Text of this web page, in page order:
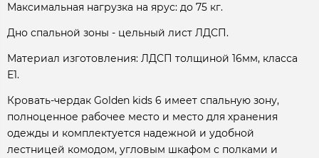
Максимальная нагрузка на ярус: до 75 кг.
Дно спальной зоны - цельный лист ЛДСП.
Материал изготовления: ЛДСП толщиной 16мм, класса
Е1.
Кровать-чердак Golden kids 6 имеет спальную зону,
полноценное рабочее место и место для хранения
одежды и комплектуется надежной и удобной
лестницей комодом, угловым шкафом с полками и